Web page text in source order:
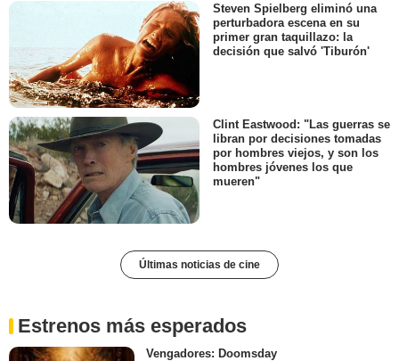
Steven Spielberg eliminó una
perturbadora escena en su
primer gran taquillazo: la
decisión que salvó 'Tiburón'
Clint Eastwood: "Las guerras se
libran por decisiones tomadas
por hombres viejos, y son los
hombres jóvenes los que
mueren"
Últimas noticias de cine
Estrenos más esperados
Vengadores: Doomsday